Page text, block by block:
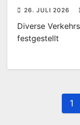
26. JULI 2026
Diverse
festgestellt
1